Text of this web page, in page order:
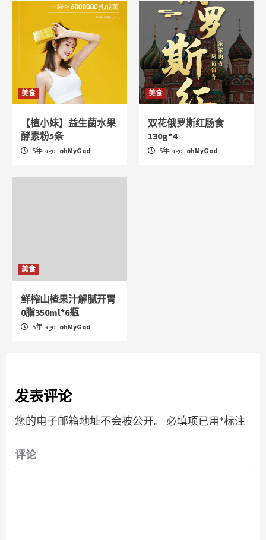
美食
【植小妹】益生菌水果
酵素粉5条
5年 ago ohMyGod
美食
双花俄罗斯红肠食
130g*4
5年 ago ohMyGod
美食
鲜榨山楂果汁解腻开胃
0脂350ml*6瓶
5年 ago ohMyGod
发表评论
您的电子邮箱地址不会被公开。 必填项已用*标注
评论